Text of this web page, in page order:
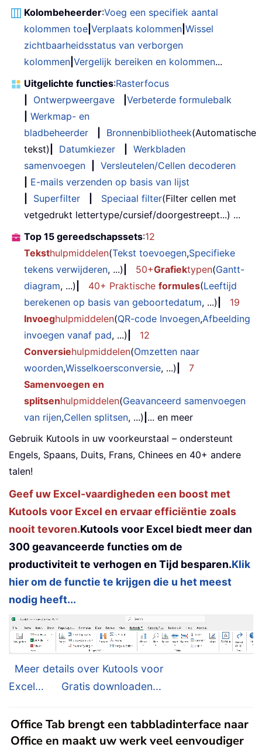
Kolombeheerder:Voeg een specifiek aantal
kolommen toe Verplaats kolommen Wissel
zichtbaarheidsstatus van verborgen
kolommen Vergelijk bereiken en kolommen...
Uitgelichte functies:Rasterfocus
Ontwerpweergave
Verbeterde formulebalk
Werkmap- en
bladbeheerder
Bronnenbibliotheek(Automatische
tekst)
Datumkiezer
Werkbladen
samenvoegen
Versleutelen/Cellen decoderen
E-mails verzenden op basis van lijst
Superfilter Speciaal filter(Filter cellen met
vetgedrukt lettertype/cursief/doorgestreept...) ...
Top 15 gereedschapssets:12
Teksthulpmiddelen(Tekst toevoegen,Specifieke
tekens verwijderen, ...) 50+Grafiektypen(Gantt-
diagram, ...) 40+ Praktische formules(Leeftijd
berekenen op basis van geboortedatum, ...)
19
Invoeghulpmiddelen(QR-code Invoegen,Afbeelding
invoegen vanaf pad, ...)
12
Conversiehulpmiddelen(Omzetten naar
woorden,Wisselkoersconversie, ...)
7
Samenvoegen en
splitsenhulpmiddelen(Geavanceerd samenvoegen
van rijen,Cellen splitsen, ...) ... en meer
Gebruik Kutools in uw voorkeurstaal – ondersteunt
Engels, Spaans, Duits, Frans, Chinees en 40+ andere
talen!
Geef uw Excel-vaardigheden een boost met
Kutools voor Excel en ervaar efficiëntie zoals
nooit tevoren.Kutools voor Excel biedt meer dan
300 geavanceerde functies om de
productiviteit te verhogen en Tijd besparen.Klik
hier om de functie te krijgen die u het meest
nodig heeft...
Meer details over Kutools voor
Excel...
Gratis downloaden...
Office Tab brengt een tabbladinterface naar
Office en maakt uw werk veel eenvoudiger